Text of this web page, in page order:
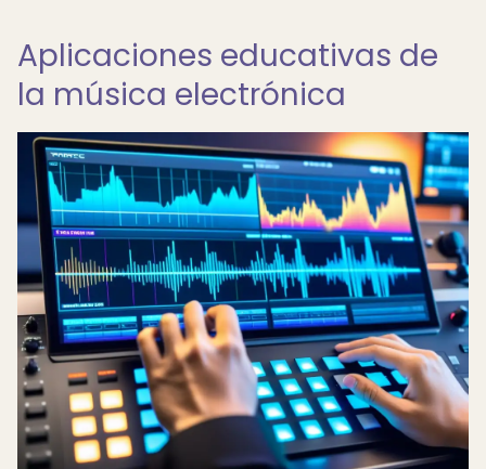
Aplicaciones educativas de
la música electrónica